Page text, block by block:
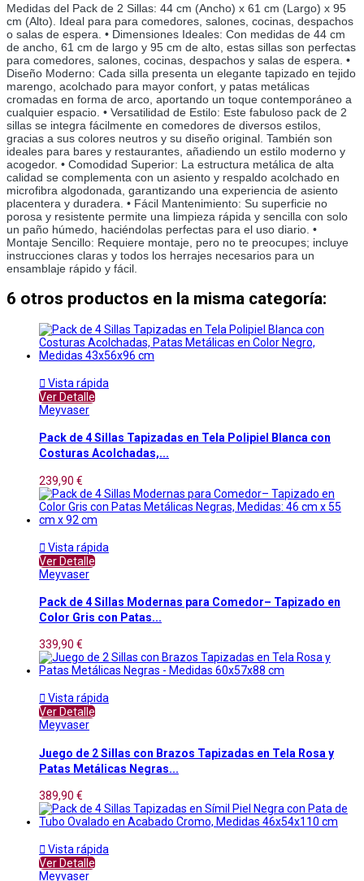
Medidas del Pack de 2 Sillas: 44 cm (Ancho) x 61 cm (Largo) x 95
cm (Alto). Ideal para para comedores, salones, cocinas, despachos
o salas de espera. • Dimensiones Ideales: Con medidas de 44 cm
de ancho, 61 cm de largo y 95 cm de alto, estas sillas son perfectas
para comedores, salones, cocinas, despachos y salas de espera. •
Diseño Moderno: Cada silla presenta un elegante tapizado en tejido
marengo, acolchado para mayor confort, y patas metálicas
cromadas en forma de arco, aportando un toque contemporáneo a
cualquier espacio. • Versatilidad de Estilo: Este fabuloso pack de 2
sillas se integra fácilmente en comedores de diversos estilos,
gracias a sus colores neutros y su diseño original. También son
ideales para bares y restaurantes, añadiendo un estilo moderno y
acogedor. • Comodidad Superior: La estructura metálica de alta
calidad se complementa con un asiento y respaldo acolchado en
microfibra algodonada, garantizando una experiencia de asiento
placentera y duradera. • Fácil Mantenimiento: Su superficie no
porosa y resistente permite una limpieza rápida y sencilla con solo
un paño húmedo, haciéndolas perfectas para el uso diario. •
Montaje Sencillo: Requiere montaje, pero no te preocupes; incluye
instrucciones claras y todos los herrajes necesarios para un
ensamblaje rápido y fácil.
6 otros productos en la misma categoría:
 Vista rápida
Ver Detalle
Meyvaser
Pack de 4 Sillas Tapizadas en Tela Polipiel Blanca con
Costuras Acolchadas,...
239,90 €
 Vista rápida
Ver Detalle
Meyvaser
Pack de 4 Sillas Modernas para Comedor– Tapizado en
Color Gris con Patas...
339,90 €
 Vista rápida
Ver Detalle
Meyvaser
Juego de 2 Sillas con Brazos Tapizadas en Tela Rosa y
Patas Metálicas Negras...
389,90 €
 Vista rápida
Ver Detalle
Meyvaser